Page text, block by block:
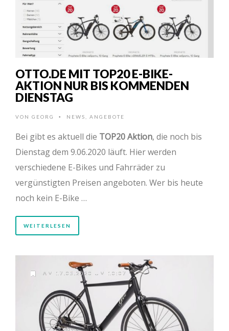
OTTO.DE MIT TOP20 E-BIKE-
AKTION NUR BIS KOMMENDEN
DIENSTAG
VON GEORG • NEWS ANGEBOTE
Bei gibt es aktuell die TOP20 Aktion, die noch bis
Dienstag dem 9.06.2020 läuft. Hier werden
verschiedene E-Bikes und Fahrräder zu
vergünstigten Preisen angeboten. Wer bis heute
noch kein E-Bike …
WEITERLESEN
AM 17.05.2020 UM 10:07